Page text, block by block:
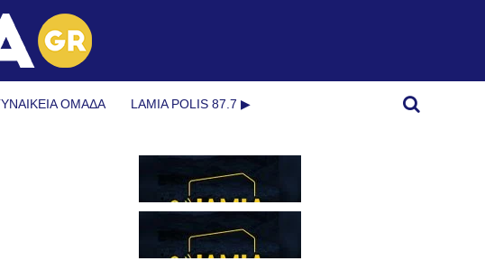
ΟΜΆΔΑ LAMIA POLIS 87.7 ▶︎